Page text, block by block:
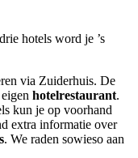
hotels word je ’s
via Zuiderhuis. De
hotelrestaurant.
kun je op voorhand
extra informatie over
. We raden sowieso aan